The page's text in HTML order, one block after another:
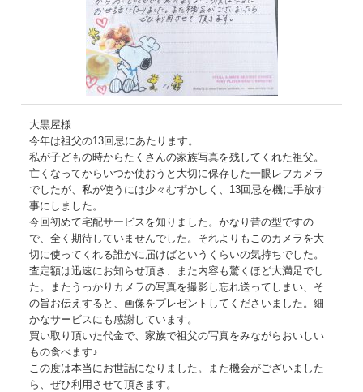
大黒屋様
今年は祖父の13回忌にあたります。
私が子どもの時からたくさんの家族写真を残してくれた祖父。
亡くなってからいつか使おうと大切に保存した一眼レフカメラ
でしたが、私が使うには少々むずかしく、13回忌を機に手放す
事にしました。
今回初めて宅配サービスを知りました。かなり昔の型ですの
で、全く期待していませんでした。それよりもこのカメラを大
切に使ってくれる誰かに届けばというくらいの気持ちでした。
査定額は迅速にお知らせ頂き、また内容も驚くほど大満足でし
た。またうっかりカメラの写真を撮影し忘れ送ってしまい、そ
の旨お伝えすると、画像をプレゼントしてくださいました。細
かなサービスにも感謝しています。
買い取り頂いた代金で、家族で祖父の写真をみながらおいしい
もの食べます♪
この度は本当にお世話になりました。また機会がございました
ら、ぜひ利用させて頂きます。